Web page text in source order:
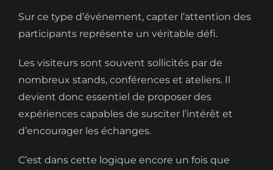
Sur ce type d’événement, capter l’attention des
participants représente un véritable défi.
Les visiteurs sont souvent sollicités par de
nombreux stands, conférences et ateliers. Il
devient donc essentiel de proposer des
expériences capables de susciter l’intérêt et
d’encourager les échanges.
C’est dans cette logique encore un fois que